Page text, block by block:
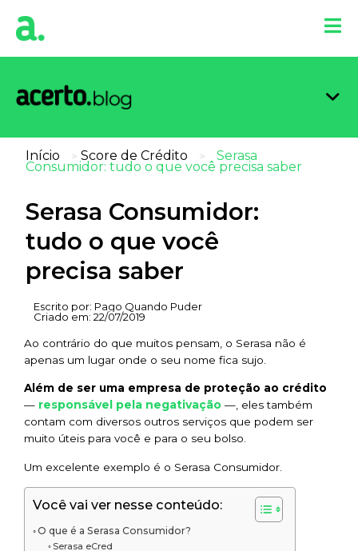
Início > Score de Crédito > Serasa
Consumidor: tudo o que você precisa saber
Serasa Consumidor:
tudo o que você
precisa saber
Escrito por: Pago Quando Puder
Criado em: 22/07/2019
Ao contrário do que muitos pensam, o Serasa não é
apenas um lugar onde o seu nome fica sujo.
Além de ser uma empresa de proteção ao crédito
— responsável pela negativação —, eles também
contam com diversos outros serviços que podem ser
muito úteis para você e para o seu bolso.
Um excelente exemplo é o Serasa Consumidor.
Você vai ver nesse conteúdo:
O que é a Serasa Consumidor?
Serasa eCred